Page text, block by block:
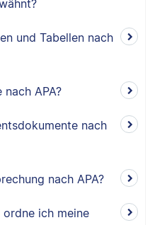
und Tabellen nach
APA?
nach
nach APA?
ordne ich meine